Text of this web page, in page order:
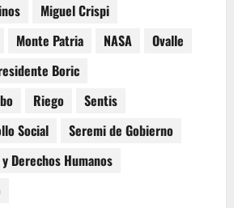
Miguel Crispi
Monte Patria NASA
Ovalle
Boric
Riego
Sentis
Social
Seremi de Gobierno
Derechos Humanos